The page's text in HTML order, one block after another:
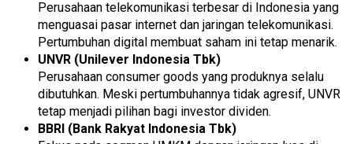
Perusahaan telekomunikasi terbesar di Indonesia yang
menguasai pasar internet dan jaringan telekomunikasi.
Pertumbuhan digital membuat saham ini tetap menarik.
UNVR (Unilever Indonesia Tbk)
Perusahaan consumer goods yang produknya selalu
dibutuhkan. Meski pertumbuhannya tidak agresif, UNVR
tetap menjadi pilihan bagi investor dividen.
BBRI (Bank Rakyat Indonesia Tbk)